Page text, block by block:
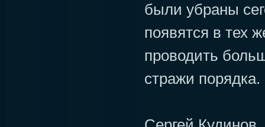
были убраны
появятся в тех
проводить
стражи порядка.